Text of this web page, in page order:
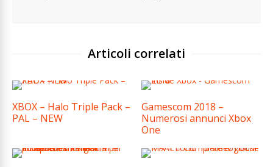
Articoli correlati
XBOX – Halo Triple Pack –
PAL – NEW
Gamescom 2018 –
Numerosi annunci Xbox
One